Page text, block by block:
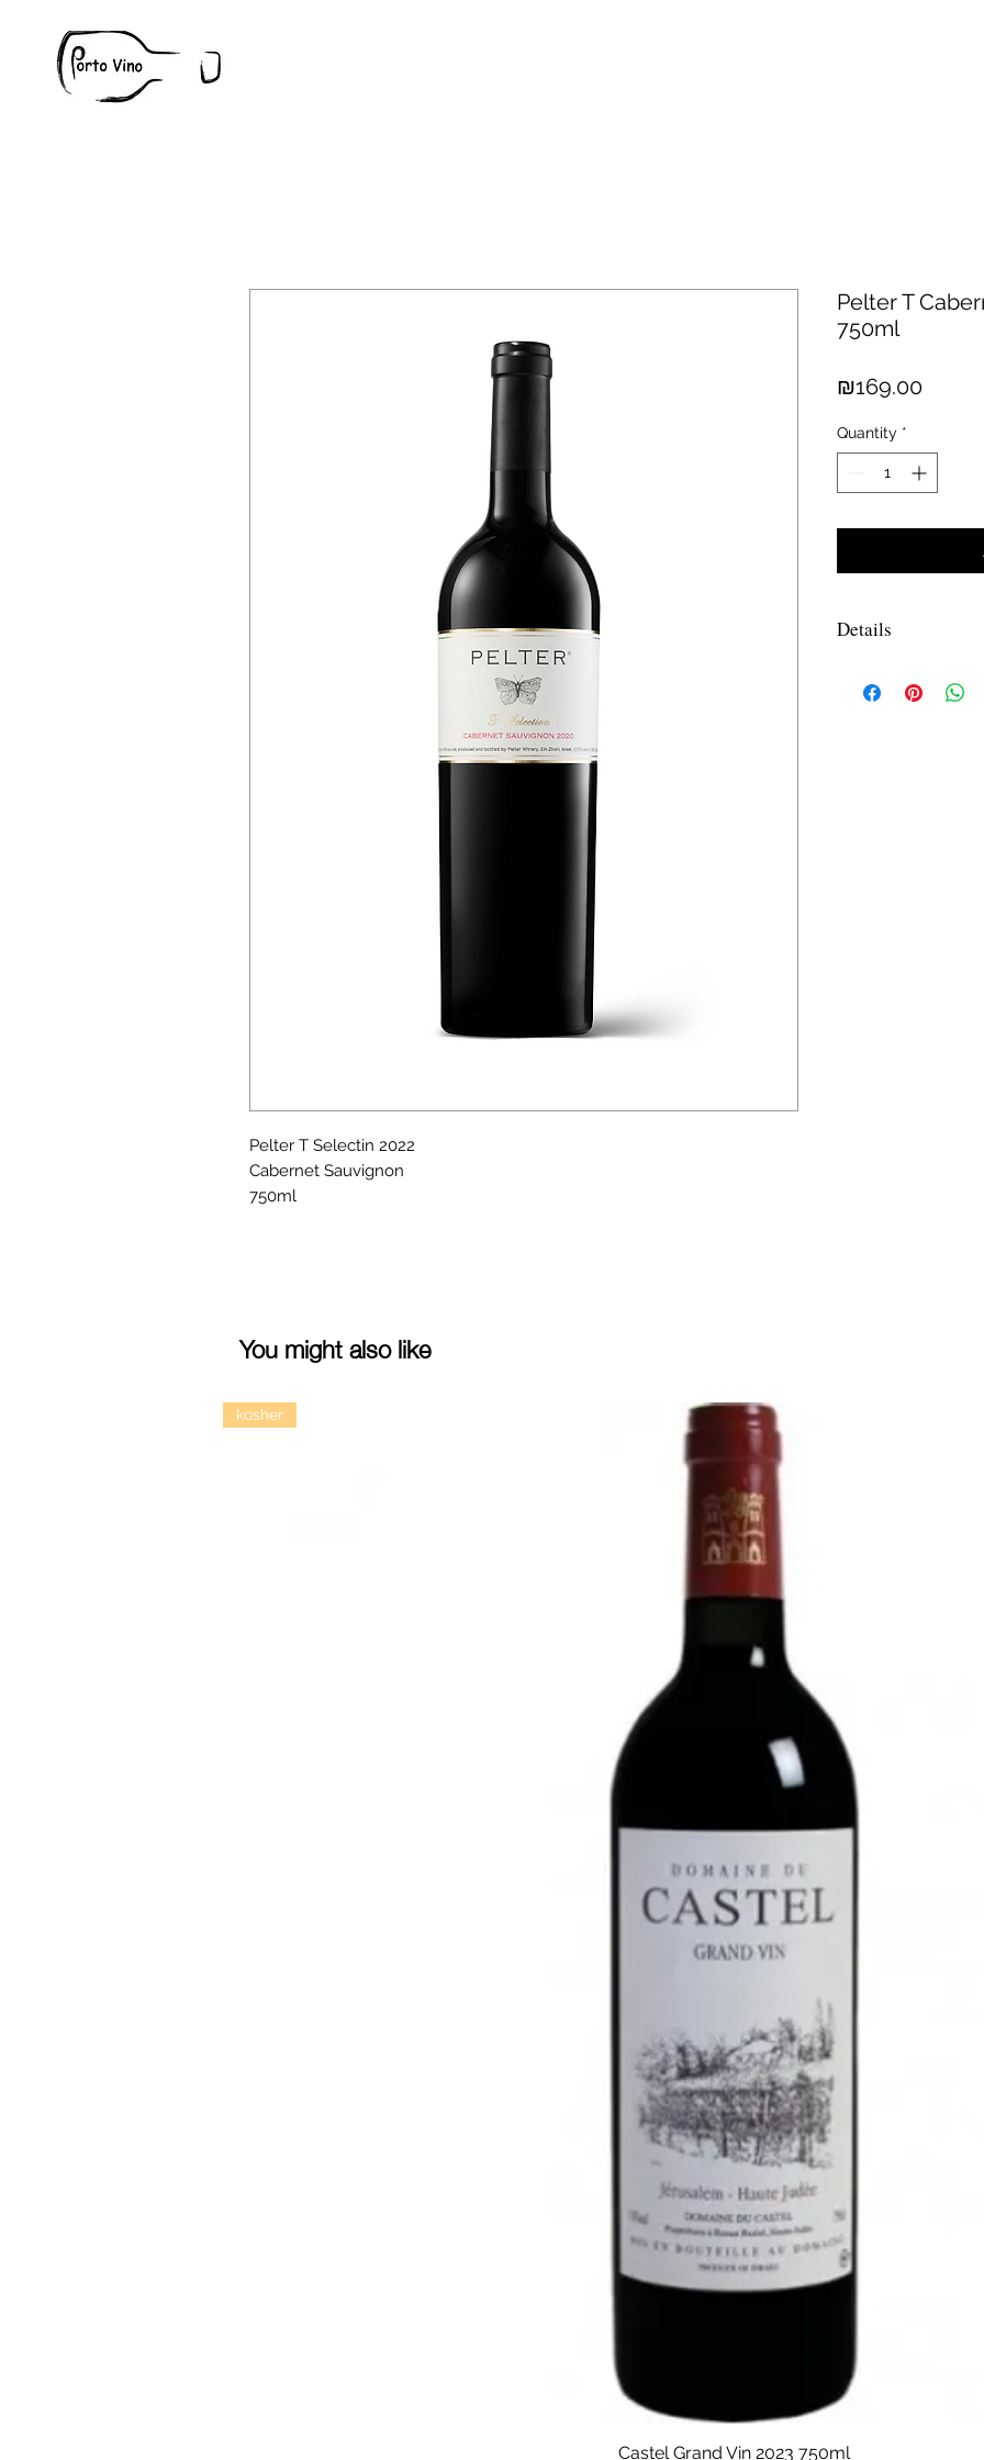
Pelter T Selectin 2022
Cabernet Sauvignon
750ml
Pelter T
750ml
₪169.00Price
Quantity *
Details
סוביניון, 15% ענבי מרלו ו15% קברנה פרנק. מקורם של
You might also like
Quick View
kosher
Castel Grand Vin 2023 750ml